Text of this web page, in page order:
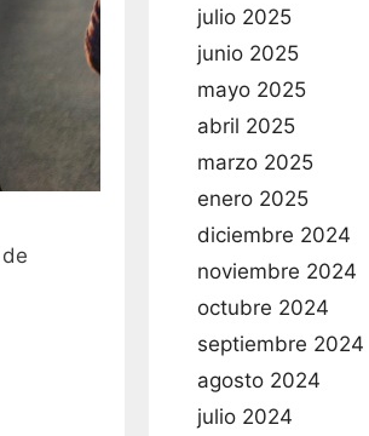
julio 2025
junio 2025
mayo 2025
abril 2025
marzo 2025
enero 2025
diciembre 2024
noviembre 2024
octubre 2024
septiembre 2024
agosto 2024
julio 2024